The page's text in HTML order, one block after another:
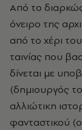
Από το
όνειρο της
από το χέρι
ταινίας που
δίνεται με
(δημιουργός
αλλιώτικη
φανταστικού